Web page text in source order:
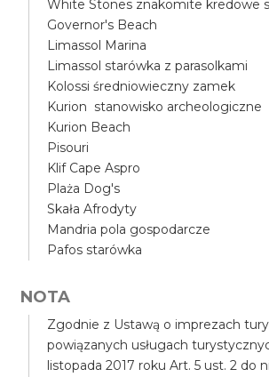
White Stones znakomite kredowe
Governor's Beach
Limassol Marina
Limassol starówka z parasolkami
Kolossi średniowieczny zamek
Kurion stanowisko archeologiczne
Kurion Beach
Pisouri
Klif Cape Aspro
Plaża Dog's
Skała Afrodyty
Mandria pola gospodarcze
Pafos starówka
NOTA
Zgodnie z Ustawą o imprezach
powiązanych usługach
listopada 2017 roku Art. 5 ust. 2 do